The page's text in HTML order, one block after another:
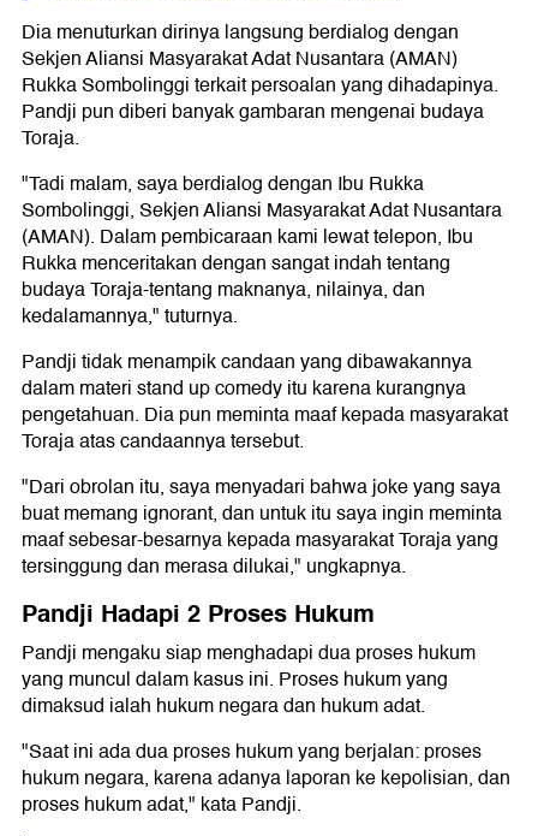
Dia menuturkan dirinya langsung berdialog dengan
Sekjen Aliansi Masyarakat Adat Nusantara (AMAN)
Rukka Sombolinggi terkait persoalan yang dihadapinya.
Pandji pun diberi banyak gambaran mengenai budaya
Toraja.
"Tadi malam, saya berdialog dengan Ibu Rukka
Sombolinggi, Sekjen Aliansi Masyarakat Adat Nusantara
(AMAN). Dalam pembicaraan kami lewat telepon, Ibu
Rukka menceritakan dengan sangat indah tentang
budaya Toraja-tentang maknanya, nilainya, dan
kedalamannya," tuturnya.
Pandji tidak menampik candaan yang dibawakannya
dalam materi stand up comedy itu karena kurangnya
pengetahuan. Dia pun meminta maaf kepada masyarakat
Toraja atas candaannya tersebut.
"Dari obrolan itu, saya menyadari bahwa joke yang saya
buat memang ignorant, dan untuk itu saya ingin meminta
maaf sebesar-besarnya kepada masyarakat Toraja yang
tersinggung dan merasa dilukai," ungkapnya.
Pandji Hadapi 2 Proses Hukum
Pandji mengaku siap menghadapi dua proses hukum
yang muncul dalam kasus ini. Proses hukum yang
dimaksud ialah hukum negara dan hukum adat.
"Saat ini ada dua proses hukum yang berjalan: proses
hukum negara, karena adanya laporan ke kepolisian, dan
proses hukum adat," kata Pandji.